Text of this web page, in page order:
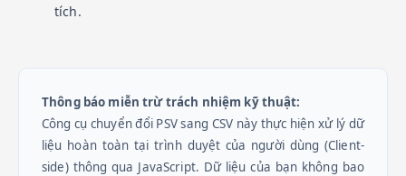
tích.
Thông báo miễn trừ trách nhiệm kỹ thuật:
Công cụ chuyển đổi PSV sang CSV này thực hiện xử lý dữ
liệu hoàn toàn tại trình duyệt của người dùng (Client-
side) thông qua JavaScript. Dữ liệu của bạn không bao